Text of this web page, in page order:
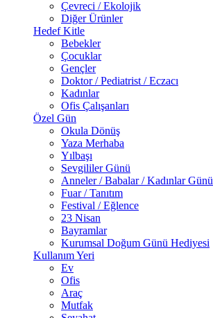
Çevreci / Ekolojik
Diğer Ürünler
Hedef Kitle
Bebekler
Çocuklar
Gençler
Doktor / Pediatrist / Eczacı
Kadınlar
Ofis Çalışanları
Özel Gün
Okula Dönüş
Yaza Merhaba
Yılbaşı
Sevgililer Günü
Anneler / Babalar / Kadınlar Günü
Fuar / Tanıtım
Festival / Eğlence
23 Nisan
Bayramlar
Kurumsal Doğum Günü Hediyesi
Kullanım Yeri
Ev
Ofis
Araç
Mutfak